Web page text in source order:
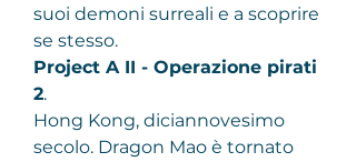
suoi demoni surreali e a scoprire
se stesso.
Project A II - Operazione pirati
2.
Hong Kong, diciannovesimo
secolo. Dragon Mao è tornato